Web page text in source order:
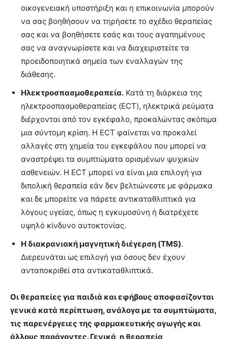
οικογενειακή υποστήριξη και η επικοινωνία μπορούν
να σας βοηθήσουν να τηρήσετε το σχέδιο θεραπείας
σας και να βοηθήσετε εσάς και τους αγαπημένους
σας να αναγνωρίσετε και να διαχειριστείτε τα
προειδοποιητικά σημεία των εναλλαγών της
διάθεσης.
Ηλεκτροσπασμοθεραπεία. Κατά τη διάρκεια της
ηλεκτροσπασμοθεραπείας (ECT), ηλεκτρικά ρεύματα
διέρχονται από τον εγκέφαλο, προκαλώντας σκόπιμα
μια σύντομη κρίση. Η ECT φαίνεται να προκαλεί
αλλαγές στη χημεία του εγκεφάλου που μπορεί να
αναστρέψει τα συμπτώματα ορισμένων ψυχικών
ασθενειών. Η ECT μπορεί να είναι μια επιλογή για
διπολική θεραπεία εάν δεν βελτιώνεστε με φάρμακα
και δε μπορείτε να πάρετε αντικαταθλιπτικά για
λόγους υγείας, όπως η εγκυμοσύνη ή διατρέχετε
υψηλό κίνδυνο αυτοκτονίας.
Η διακρανιακή μαγνητική διέγερση (TMS).
Διερευνάται ως επιλογή για όσους δεν έχουν
ανταποκριθεί στα αντικαταθλιπτικά.
Οι θεραπείες για παιδιά και εφήβους αποφασίζονται
γενικά κατά περίπτωση, ανάλογα με τα συμπτώματα,
τις παρενέργειες της φαρμακευτικής αγωγής και
άλλους παράγοντες. Γενικά, η θεραπεία